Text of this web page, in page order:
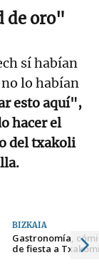
de oro"
sí habían
lo habían
esto aquí",
hacer el
del txakoli
BIZKAIA
Gastronomía,
de fiesta a